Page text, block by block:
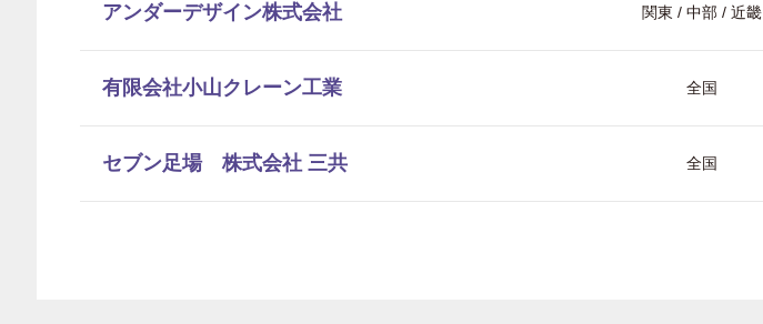
アンダーデザイン株式会社 関東 / 中部 / 近畿
有限会社小山クレーン工業 全国
セブン足場 株式会社 三共 全国